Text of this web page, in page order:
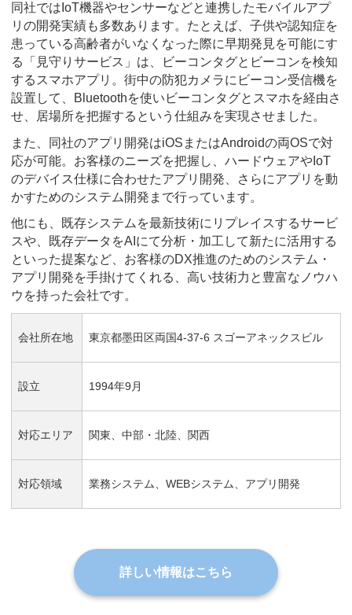
同社ではIoT機器やセンサーなどと連携したモバイルアプ
リの開発実績も多数あります。たとえば、子供や認知症を
患っている高齢者がいなくなった際に早期発見を可能にす
る「見守りサービス」は、ビーコンタグとビーコンを検知
するスマホアプリ。街中の防犯カメラにビーコン受信機を
設置して、Bluetoothを使いビーコンタグとスマホを経由さ
せ、居場所を把握するという仕組みを実現させました。
また、同社のアプリ開発はiOSまたはAndroidの両OSで対
応が可能。お客様のニーズを把握し、ハードウェアやIoT
のデバイス仕様に合わせたアプリ開発、さらにアプリを動
かすためのシステム開発まで行っています。
他にも、既存システムを最新技術にリプレイスするサービ
スや、既存データをAIにて分析・加工して新たに活用する
といった提案など、お客様のDX推進のためのシステム・
アプリ開発を手掛けてくれる、高い技術力と豊富なノウハ
ウを持った会社です。
会社所在地 東京都墨田区両国4-37-6 スゴーアネックスビル
設立 1994年9月
対応エリア 関東、中部・北陸、関西
対応領域 業務システム、WEBシステム、アプリ開発
詳しい情報はこちら